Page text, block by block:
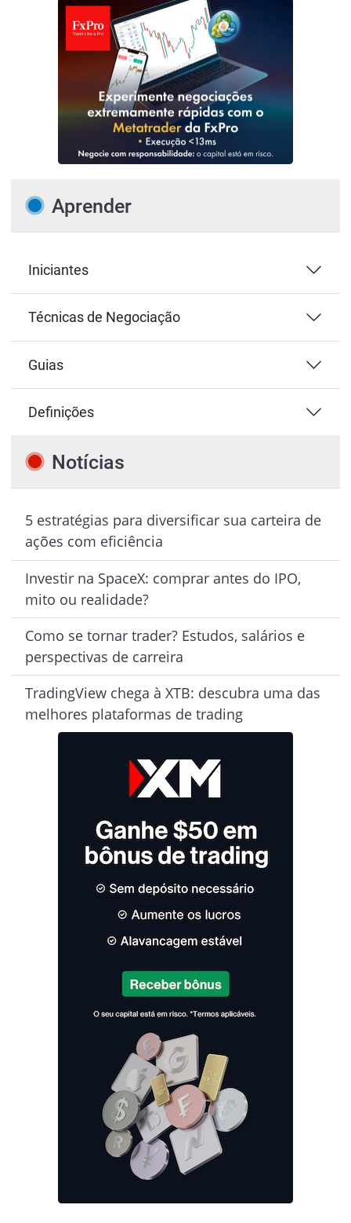
Aprender
Iniciantes
Técnicas de Negociação
Guias
Definições
Notícias
5 estratégias para diversificar sua carteira de
ações com eficiência
Investir na SpaceX: comprar antes do IPO,
mito ou realidade?
Como se tornar trader? Estudos, salários e
perspectivas de carreira
TradingView chega à XTB: descubra uma das
melhores plataformas de trading